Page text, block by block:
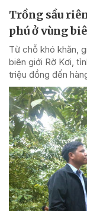
Trồng sầu
phú ở vùng
Từ chỗ khó khăn,
biên giới Rờ Kơi,
triệu đồng đến